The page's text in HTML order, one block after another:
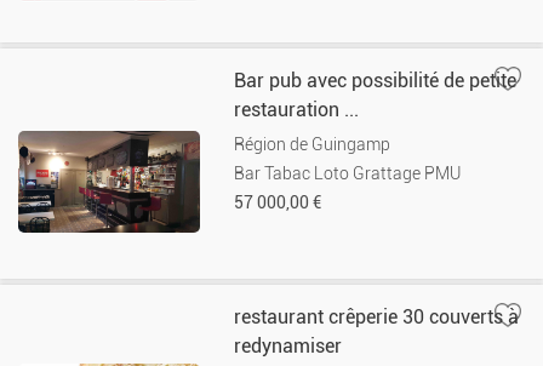
Bar pub avec possibilité de petite
restauration ...
Région de Guingamp
Bar Tabac Loto Grattage PMU
57 000,00 €
restaurant crêperie 30 couverts à
redynamiser